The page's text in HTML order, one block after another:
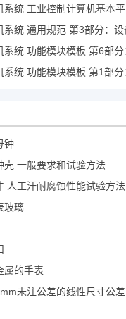
钟
壳 一般要求和试验方法
人工汗耐腐蚀性能试验方法
玻璃
属的手表
未注公差的线性尺寸公差